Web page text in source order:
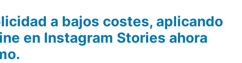
a bajos costes, aplicando
en Instagram Stories ahora